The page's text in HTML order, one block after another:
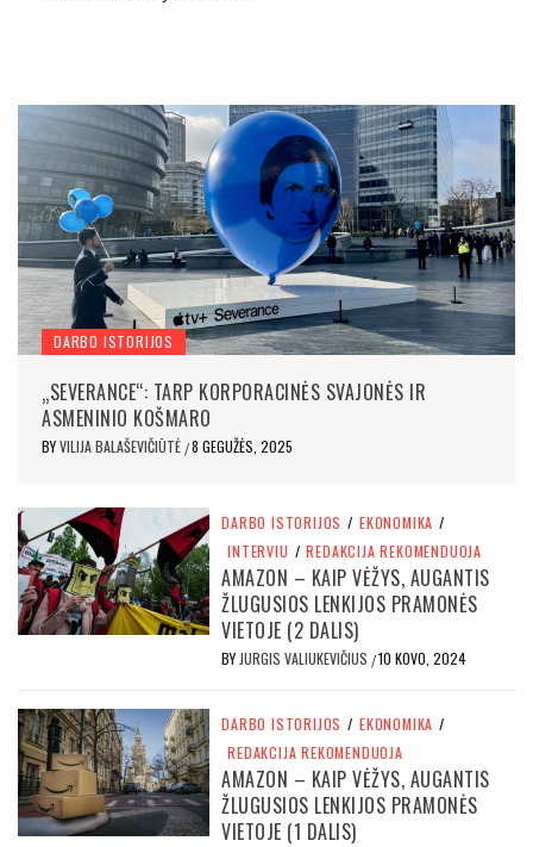
DARBO ISTORIJOS
„SEVERANCE“: TARP KORPORACINĖS SVAJONĖS IR
ASMENINIO KOŠMARO
BYVILIJA BALAŠEVIČIŪTĖ /8 GEGUŽĖS, 2025
DARBO ISTORIJOS / EKONOMIKA /
INTERVIU / REDAKCIJA REKOMENDUOJA
AMAZON – KAIP VĖŽYS, AUGANTIS
ŽLUGUSIOS LENKIJOS PRAMONĖS
VIETOJE (2 DALIS)
BY JURGIS VALIUKEVIČIUS /10 KOVO, 2024
DARBO ISTORIJOS / EKONOMIKA /
REDAKCIJA REKOMENDUOJA
AMAZON – KAIP VĖŽYS, AUGANTIS
ŽLUGUSIOS LENKIJOS PRAMONĖS
VIETOJE (1 DALIS)